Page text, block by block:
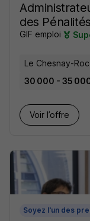
des
GIF emploi
Le Chesnay-
30 000 - 35
Voir l’offre
Soyez l'un des